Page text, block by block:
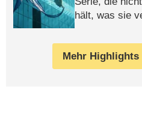
hält, was sie
Mehr Highlights